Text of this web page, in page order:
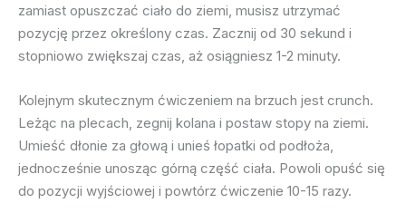
zamiast opuszczać ciało do ziemi, musisz utrzymać
pozycję przez określony czas. Zacznij od 30 sekund i
stopniowo zwiększaj czas, aż osiągniesz 1-2 minuty.
Kolejnym skutecznym ćwiczeniem na brzuch jest crunch.
Leżąc na plecach, zegnij kolana i postaw stopy na ziemi.
Umieść dłonie za głową i unieś łopatki od podłoża,
jednocześnie unosząc górną część ciała. Powoli opuść się
do pozycji wyjściowej i powtórz ćwiczenie 10-15 razy.